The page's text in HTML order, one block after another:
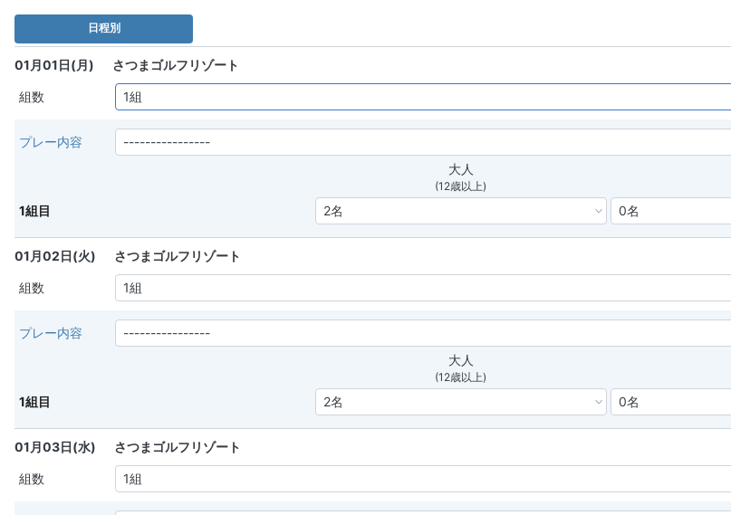
日程別
01月01日(月) さつまゴルフリゾート
組数
プレー内容
大人
(12歳以上)
1組目
01月02日(火) さつまゴルフリゾート
組数
プレー内容
大人
(12歳以上)
1組目
01月03日(水) さつまゴルフリゾート
組数